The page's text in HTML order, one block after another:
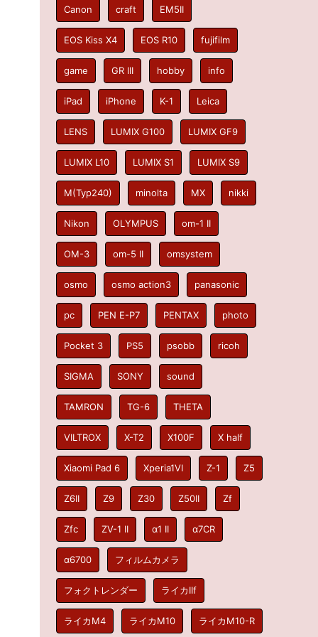
Canon craft EM5II
EOS Kiss X4 EOS R10 fujifilm
game GR III hobby info
iPad iPhone K-1 Leica
LENS LUMIX G100 LUMIX GF9
LUMIX L10 LUMIX S1 LUMIX S9
M(Typ240) minolta MX nikki
Nikon OLYMPUS om-1 II
OM-3 om-5 II omsystem
osmo osmo action3 panasonic
pc PEN E-P7 PENTAX photo
Pocket 3 PS5 psobb ricoh
SIGMA SONY sound
TAMRON TG-6 THETA
VILTROX X-T2 X100F X half
Xiaomi Pad 6 Xperia1VI Z-1 Z5
Z6II Z9 Z30 Z50II Zf
Zfc ZV-1 II α1 II α7CR
α6700 フィルムカメラ
フォクトレンダー ライカIIf
ライカM4 ライカM10 ライカM10-R